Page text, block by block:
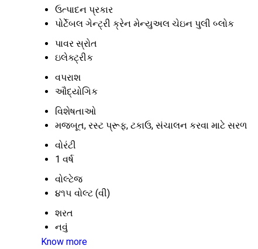
ઉત્પાદન પ્રકાર
પોર્ટેબલ ગેન્ટ્રી ક્રેન મેન્યુઅલ ચેઇન પુલી બ્લોક
પાવર સ્રોત
ઇલેક્ટ્રીક
વપરાશ
ઔદ્યોગિક
વિશેષતાઓ
મજબૂત, રસ્ટ પ્રૂફ, ટકાઉ, સંચાલન કરવા માટે સરળ
વોરંટી
1 વર્ષ
વોલ્ટેજ
૪૧૫ વોલ્ટ (વી)
શરત
નવું
Know more